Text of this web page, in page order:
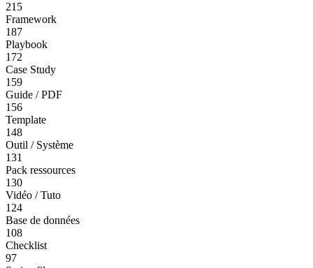
215
Framework
187
Playbook
172
Case Study
159
Guide / PDF
156
Template
148
Outil / Système
131
Pack ressources
130
Vidéo / Tuto
124
Base de données
108
Checklist
97